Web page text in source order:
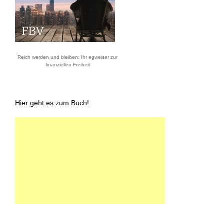
Reich werden und bleiben: Ihr egweiser zur
finanziellen Freiheit
Hier geht es zum Buch!